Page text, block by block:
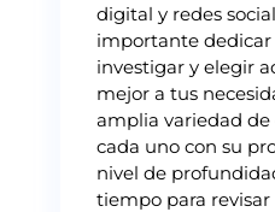
digital y redes
importante
investigar y elegir
mejor a tus
amplia variedad de
cada uno con su
nivel de
tiempo para